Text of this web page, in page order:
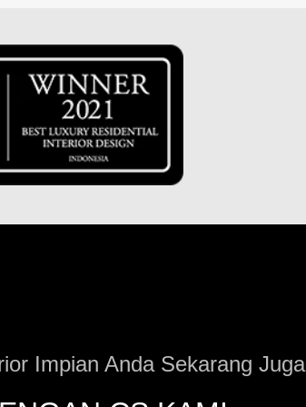
Impian Anda Sekarang Juga